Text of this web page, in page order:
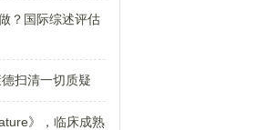
？国际综述评估
扫清一切质疑
》，临床成熟